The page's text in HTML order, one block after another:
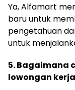
Ya, Alfamart
baru untuk
pengetahuan
untuk
5. Bagaimana
lowongan